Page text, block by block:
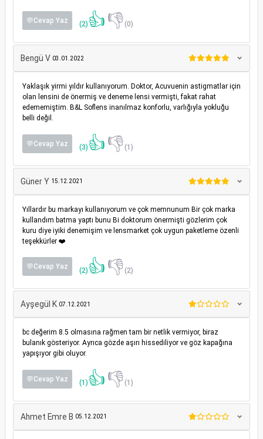
💬Cevap Yaz (2) 👍👎(0)
Bengü V 03.01.2022
Yaklaşık yirmi yıldır kullanıyorum. Doktor, Acuvuenin astigmatlar için
olan lensini de önermiş ve deneme lensi vermişti, fakat rahat
edememiştim. B&L Soflens inanılmaz konforlu, varlığıyla yokluğu
belli değil.
💬Cevap Yaz (3) 👍👎(1)
Güner Y 15.12.2021
Yıllardır bu markayı kullanıyorum ve çok memnunum Bir çok marka
kullandım batma yaptı bunu Bi doktorum önermişti gözlerim çok
kuru diye iyiki denemişim ve lensmarket çok uygun paketleme özenli
teşekkürler ❤️
💬Cevap Yaz (2) 👍👎(2)
Ayşegül K 07.12.2021
bc değerim 8.5 olmasına rağmen tam bir netlik vermiyor, biraz
bulanık gösteriyor. Ayrıca gözde aşırı hissediliyor ve göz kapağına
yapışıyor gibi oluyor.
💬Cevap Yaz (1) 👍👎(1)
Ahmet Emre B 05.12.2021